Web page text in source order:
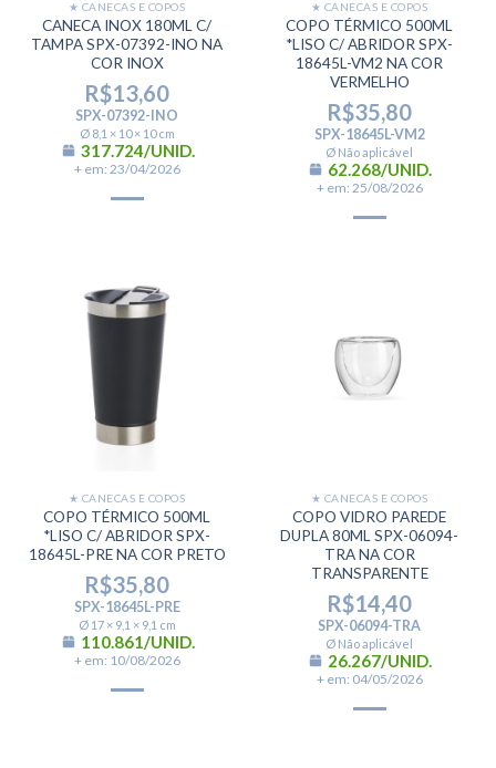
★ CANECAS E COPOS
CANECA INOX 180ML C/
TAMPA SPX-07392-INO NA
COR INOX
R$13,60
SPX-07392-INO
Ø 8,1 × 10 × 10 cm
317.724/UNID.
+ em: 23/04/2026
★ CANECAS E COPOS
COPO TÉRMICO 500ML
*LISO C/ ABRIDOR SPX-
18645L-VM2 NA COR
VERMELHO
R$35,80
SPX-18645L-VM2
Ø Não aplicável
62.268/UNID.
+ em: 25/08/2026
★ CANECAS E COPOS
COPO TÉRMICO 500ML
*LISO C/ ABRIDOR SPX-
18645L-PRE NA COR PRETO
R$35,80
SPX-18645L-PRE
Ø 17 × 9,1 × 9,1 cm
110.861/UNID.
+ em: 10/08/2026
★ CANECAS E COPOS
COPO VIDRO PAREDE
DUPLA 80ML SPX-06094-
TRA NA COR
TRANSPARENTE
R$14,40
SPX-06094-TRA
Ø Não aplicável
26.267/UNID.
+ em: 04/05/2026